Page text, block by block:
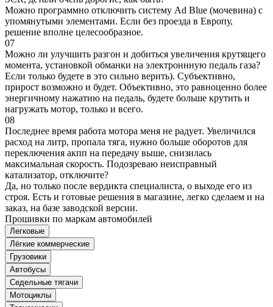
Можно программно отключить систему Ad Blue (мочевина) с
упомянутыми элементами. Если без проезда в Европу,
решение вполне целесообразное.
07
Можно ли улучшить разгон и добиться увеличения крутящего
момента, установкой обманки на электроннную педаль газа?
Если только будете в это сильно верить). Субъективно,
прирост возможно и будет. Объективно, это равноценно более
энергичному нажатию на педаль, будете больше крутить и
нагружать мотор, только и всего.
08
Последнее время работа мотора меня не радует. Увеличился
расход на литр, пропала тяга, нужно больше оборотов для
переключения акпп на передачу выше, снизилась
максимальная скорость. Подозреваю неисправный
катализатор, отключите?
Да, но только после вердикта специалиста, о выходе его из
строя. Есть и готовые решения в магазине, легко сделаем и на
заказ, на базе заводской версии.
Прошивки по маркам автомобилей
Легковые
Лёгкие коммерческие
Грузовики
Автобусы
Седельные тягачи
Мотоциклы